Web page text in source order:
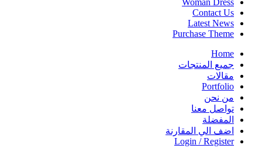
Woman Dress
Contact Us
Latest News
Purchase Theme
Home
جميع المنتجات
مقالات
Portfolio
من نحن
تواصل معنا
المفضلة
اضف الي المقارنة
Login / Register